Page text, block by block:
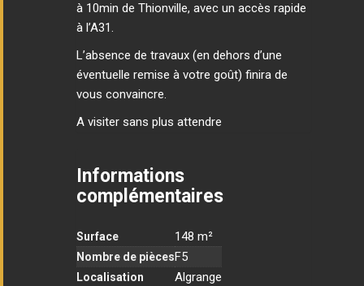
à 10min de Thionville, avec un accès rapide
à l’A31.
L’absence de travaux (en dehors d’une
éventuelle remise à votre goût) finira de
vous convaincre.
A visiter sans plus attendre
Informations
complémentaires
Surface 148 m²
Nombre de piècesF5
Localisation Algrange